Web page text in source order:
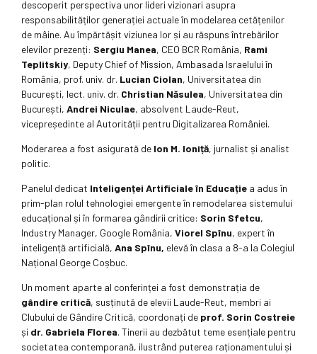
descoperit perspectiva unor lideri vizionari asupra
responsabilităților generației actuale în modelarea cetățenilor
de mâine. Au împărtășit viziunea lor și au răspuns întrebărilor
elevilor prezenți: Sergiu Manea, CEO BCR România, Rami
Teplitskiy, Deputy Chief of Mission, Ambasada Israelului în
România, prof. univ. dr. Lucian Ciolan, Universitatea din
București, lect. univ. dr. Christian Năsulea, Universitatea din
București, Andrei Niculae, absolvent Laude-Reut,
vicepreședinte al Autorității pentru Digitalizarea României.
Moderarea a fost asigurată de Ion M. Ioniță, jurnalist și analist
politic.
Panelul dedicat Inteligenței Artificiale în Educație a adus în
prim-plan rolul tehnologiei emergente în remodelarea sistemului
educațional și în formarea gândirii critice: Sorin Sfetcu,
Industry Manager, Google România, Viorel Spînu, expert în
inteligență artificială, Ana Spînu, elevă în clasa a 8-a la Colegiul
Național George Coșbuc.
Un moment aparte al conferinței a fost demonstrația de
gândire critică, susținută de elevii Laude-Reut, membri ai
Clubului de Gândire Critică, coordonați de prof. Sorin Costreie
și dr. Gabriela Florea. Tinerii au dezbătut teme esențiale pentru
societatea contemporană, ilustrând puterea raționamentului și